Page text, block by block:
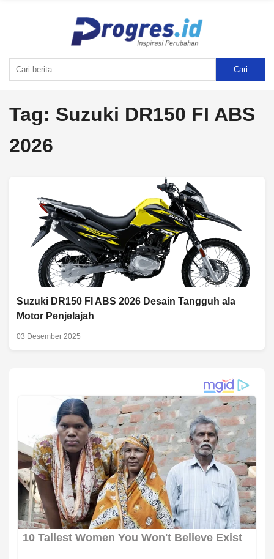
Cari
Tag: Suzuki DR150 FI ABS
2026
Suzuki DR150 FI ABS 2026 Desain Tangguh ala
Motor Penjelajah
03 Desember 2025